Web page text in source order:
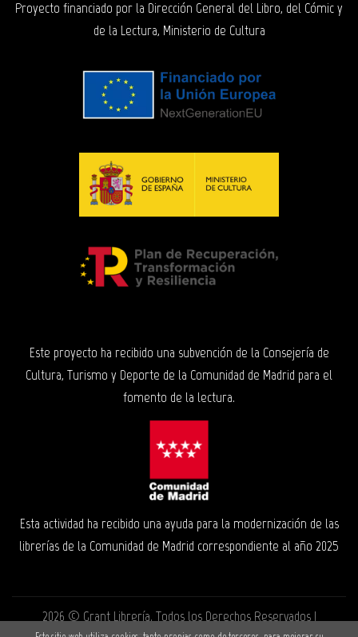
Proyecto financiado por la Dirección General del Libro, del Cómic y
de la Lectura, Ministerio de Cultura
Este proyecto ha recibido una subvención de la Consejería de
Cultura, Turismo y Deporte de la Comunidad de Madrid para el
fomento de la lectura.
Esta actividad ha recibido una ayuda para la modernización de las
librerías de la Comunidad de Madrid correspondiente al año 2025
2026 ©Grant Librería. Todos los Derechos Reservados |